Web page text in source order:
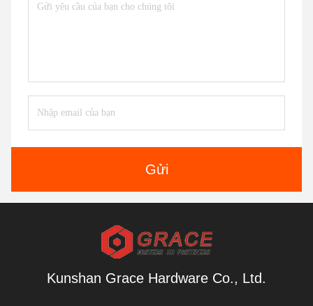
Gửi
Kunshan Grace Hardware Co., Ltd.